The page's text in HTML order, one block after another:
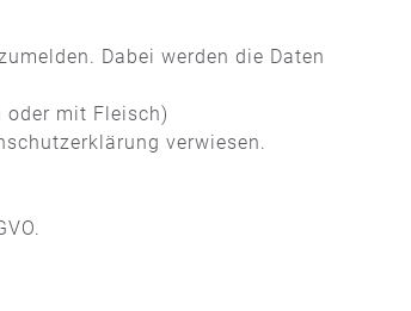
Dabei werden die Daten
oder mit Fleisch)
verwiesen.